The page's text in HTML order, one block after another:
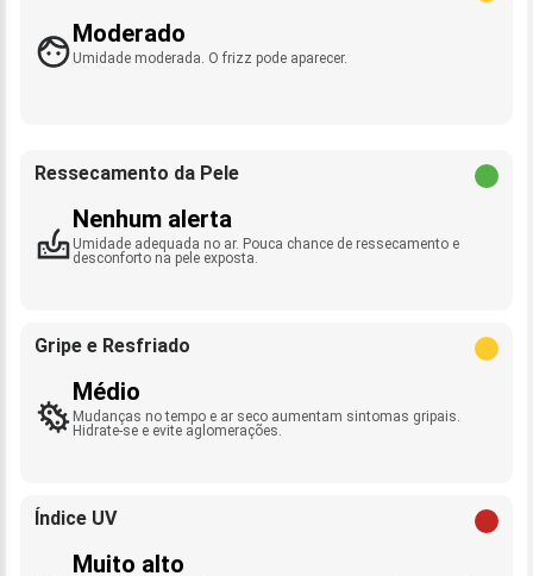
Moderado
Umidade moderada. O frizz pode aparecer.
Ressecamento da Pele
Nenhum alerta
Umidade adequada no ar. Pouca chance de ressecamento e
desconforto na pele exposta.
Gripe e Resfriado
Médio
Mudanças no tempo e ar seco aumentam sintomas gripais.
Hidrate-se e evite aglomerações.
Índice UV
Muito alto